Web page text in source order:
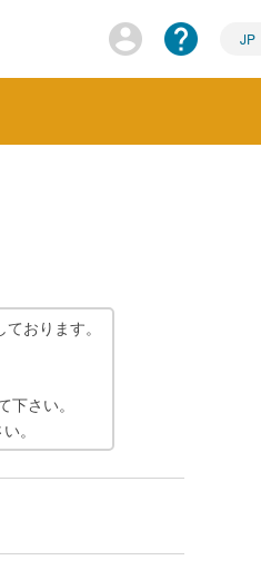
JP
おります。
さい。
。